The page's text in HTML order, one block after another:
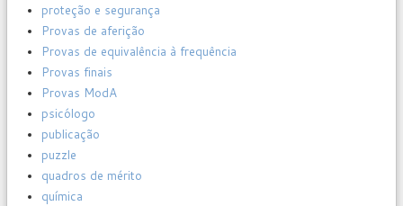
proteção e segurança
Provas de aferição
Provas de equivalência à frequência
Provas finais
Provas ModA
psicólogo
publicação
puzzle
quadros de mérito
química